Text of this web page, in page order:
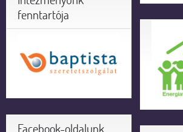
fenntartója
Facebook-oldalunk